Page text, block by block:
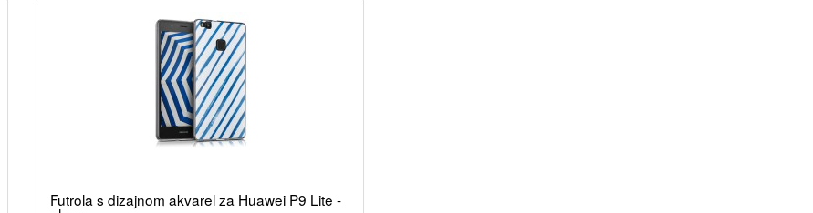
Futrola s dizajnom akvarel za Huawei P9 Lite -